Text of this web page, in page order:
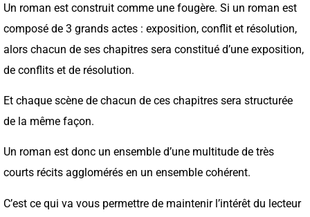
Un roman est construit comme une fougère. Si un roman est
composé de 3 grands actes : exposition, conflit et résolution,
alors chacun de ses chapitres sera constitué d’une exposition,
de conflits et de résolution.
Et chaque scène de chacun de ces chapitres sera structurée
de la même façon.
Un roman est donc un ensemble d’une multitude de très
courts récits agglomérés en un ensemble cohérent.
C’est ce qui va vous permettre de maintenir l’intérêt du lecteur